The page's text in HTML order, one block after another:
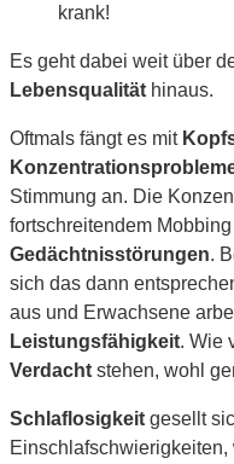
krank!
Es geht dabei weit über
Lebensqualität hinaus.
Oftmals fängt es mit
Stimmung an. Die
fortschreitendem
Gedächtnisstörungen.
sich das dann
aus und Erwachsene
Leistungsfähigkeit. Wie
Verdacht stehen, wohl
Schlaflosigkeit gesellt